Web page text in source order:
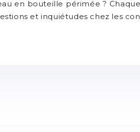
en bouteille périmée ?
et inquiétudes chez les